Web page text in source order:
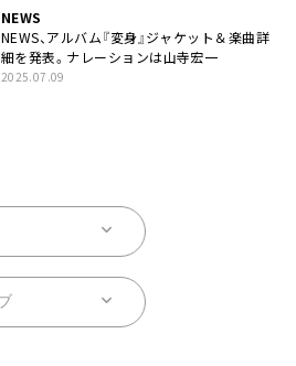
NEWS
NEWS、アルバム『変身』ジャケット＆楽曲詳
細を発表。ナレーションは⼭寺宏⼀
2025.07.09